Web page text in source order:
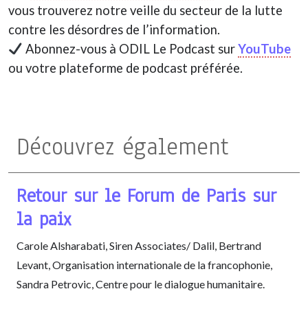
vous trouverez notre veille du secteur de la lutte
contre les désordres de l’information.
Abonnez-vous à ODIL Le Podcast surYouTube
ou votre plateforme de podcast préférée.
Découvrez également
Retour sur le Forum de Paris sur
la paix
Carole Alsharabati, Siren Associates/ Dalil, Bertrand
Levant, Organisation internationale de la francophonie,
Sandra Petrovic, Centre pour le dialogue humanitaire.